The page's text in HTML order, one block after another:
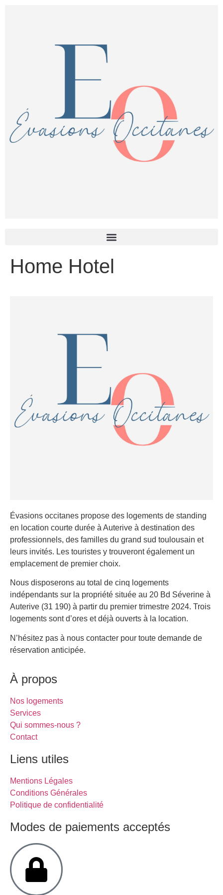
Home Hotel
Évasions occitanes propose des logements de standing
en location courte durée à Auterive à destination des
professionnels, des familles du grand sud toulousain et
leurs invités. Les touristes y trouveront également un
emplacement de premier choix.
Nous disposerons au total de cinq logements
indépendants sur la propriété située au 20 Bd Séverine à
Auterive (31 190) à partir du premier trimestre 2024. Trois
logements sont d’ores et déjà ouverts à la location.
N’hésitez pas à nous contacter pour toute demande de
réservation anticipée.
À propos
Nos logements
Services
Qui sommes-nous ?
Contact
Liens utiles
Mentions Légales
Conditions Générales
Politique de confidentialité
Modes de paiements acceptés